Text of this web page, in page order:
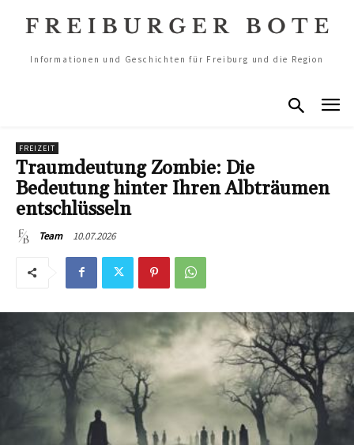
Informationen und Geschichten für Freiburg und die Region
FREIZEIT
Traumdeutung Zombie: Die
Bedeutung hinter Ihren Albträumen
entschlüsseln
Team 10.07.2026